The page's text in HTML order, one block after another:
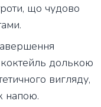
що чудово
долькою
вигляду,
напою.